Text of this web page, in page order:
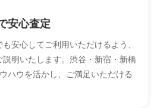
安心査定
安心してご利用いただけるよう、
明いたします。渋谷・新宿・新橋
ハウを活かし、ご満足いただける